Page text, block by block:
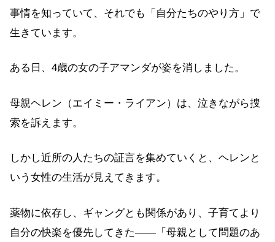
事情を知っていて、それでも「自分たちのやり方」で
生きています。
ある日、4歳の女の子アマンダが姿を消しました。
母親ヘレン（エイミー・ライアン）は、泣きながら捜
索を訴えます。
しかし近所の人たちの証言を集めていくと、ヘレンと
いう女性の生活が見えてきます。
薬物に依存し、ギャングとも関係があり、子育てより
自分の快楽を優先してきた——「母親として問題のあ